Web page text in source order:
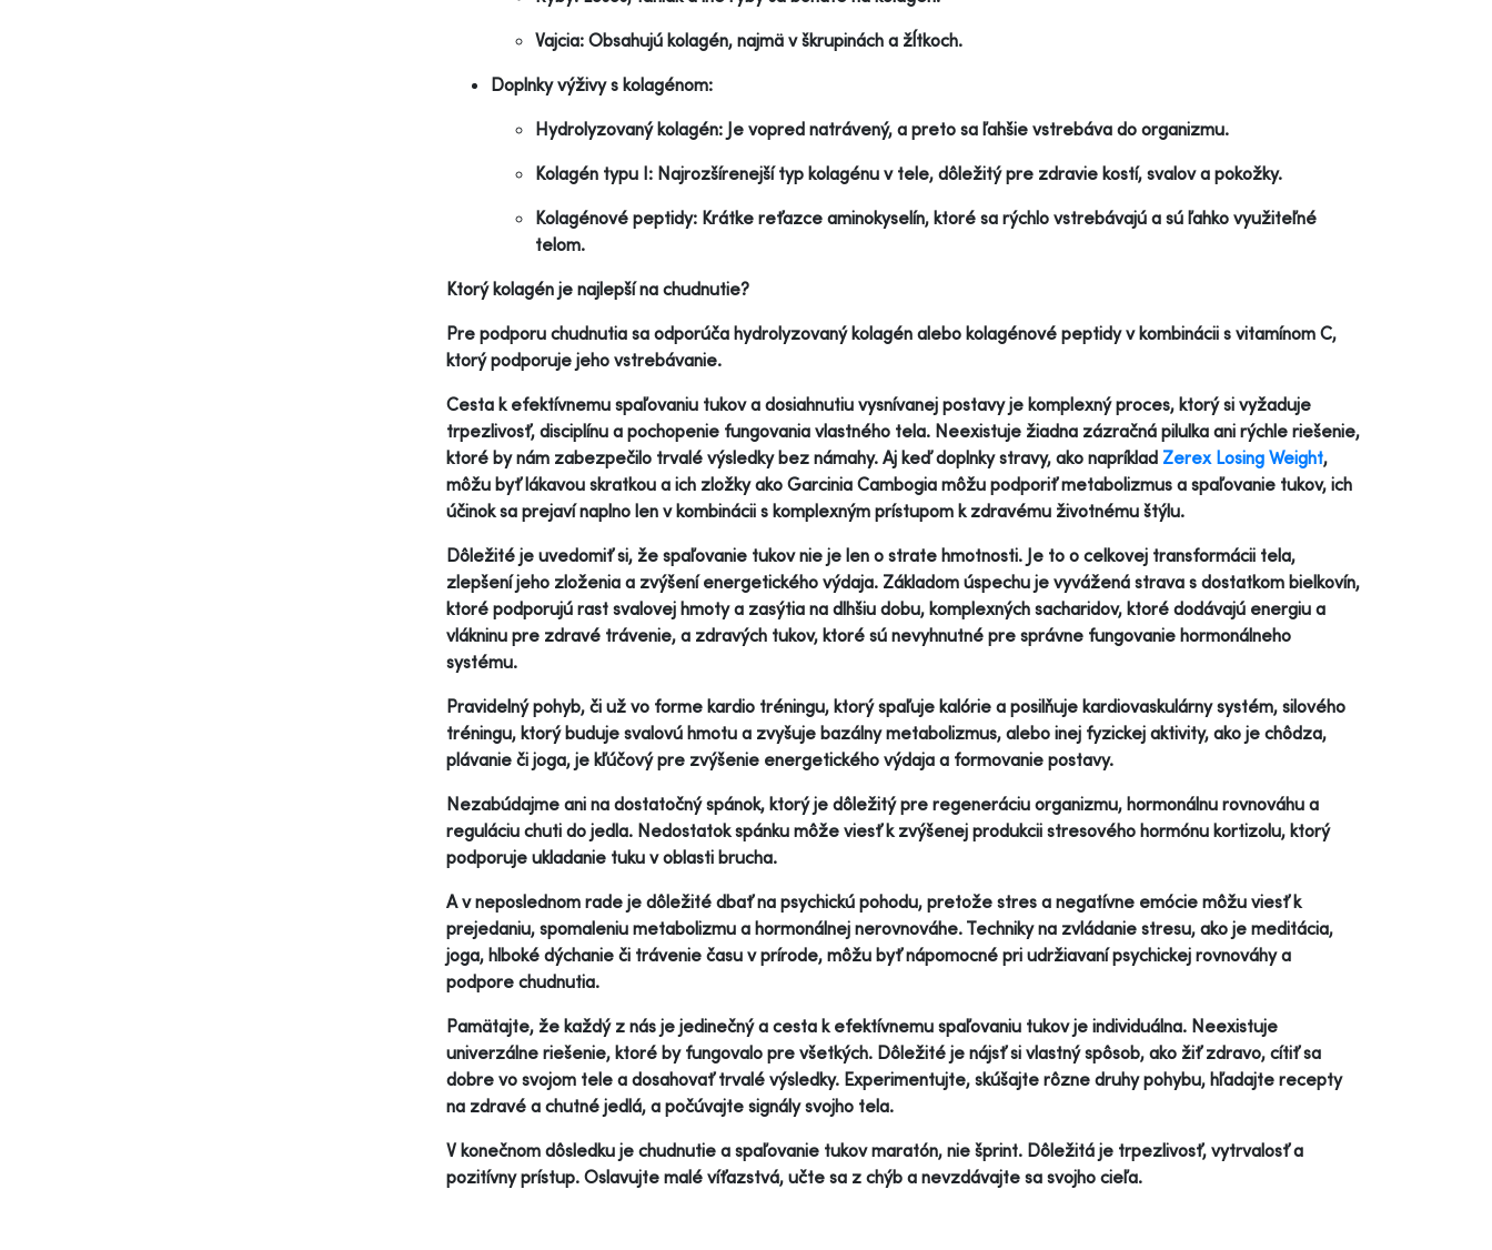
Vajcia: Obsahujú kolagén, najmä v škrupinách a žĺtkoch.
Doplnky výživy s kolagénom:
Hydrolyzovaný kolagén: Je vopred natrávený, a preto sa ľahšie vstrebáva do organizmu.
Kolagén typu I: Najrozšírenejší typ kolagénu v tele, dôležitý pre zdravie kostí, svalov a pokožky.
Kolagénové peptidy: Krátke reťazce aminokyselín, ktoré sa rýchlo vstrebávajú a sú ľahko využiteľné
telom.
Ktorý kolagén je najlepší na chudnutie?
Pre podporu chudnutia sa odporúča hydrolyzovaný kolagén alebo kolagénové peptidy v kombinácii s vitamínom C,
ktorý podporuje jeho vstrebávanie.
Cesta k efektívnemu spaľovaniu tukov a dosiahnutiu vysnívanej postavy je komplexný proces, ktorý si vyžaduje
trpezlivosť, disciplínu a pochopenie fungovania vlastného tela. Neexistuje žiadna zázračná pilulka ani rýchle riešenie,
ktoré by nám zabezpečilo trvalé výsledky bez námahy. Aj keď doplnky stravy, ako napríklad Zerex Losing Weight,
môžu byť lákavou skratkou a ich zložky ako Garcinia Cambogia môžu podporiť metabolizmus a spaľovanie tukov, ich
účinok sa prejaví naplno len v kombinácii s komplexným prístupom k zdravému životnému štýlu.
Dôležité je uvedomiť si, že spaľovanie tukov nie je len o strate hmotnosti. Je to o celkovej transformácii tela,
zlepšení jeho zloženia a zvýšení energetického výdaja. Základom úspechu je vyvážená strava s dostatkom bielkovín,
ktoré podporujú rast svalovej hmoty a zasýtia na dlhšiu dobu, komplexných sacharidov, ktoré dodávajú energiu a
vlákninu pre zdravé trávenie, a zdravých tukov, ktoré sú nevyhnutné pre správne fungovanie hormonálneho
systému.
Pravidelný pohyb, či už vo forme kardio tréningu, ktorý spaľuje kalórie a posilňuje kardiovaskulárny systém, silového
tréningu, ktorý buduje svalovú hmotu a zvyšuje bazálny metabolizmus, alebo inej fyzickej aktivity, ako je chôdza,
plávanie či joga, je kľúčový pre zvýšenie energetického výdaja a formovanie postavy.
Nezabúdajme ani na dostatočný spánok, ktorý je dôležitý pre regeneráciu organizmu, hormonálnu rovnováhu a
reguláciu chuti do jedla. Nedostatok spánku môže viesť k zvýšenej produkcii stresového hormónu kortizolu, ktorý
podporuje ukladanie tuku v oblasti brucha.
A v neposlednom rade je dôležité dbať na psychickú pohodu, pretože stres a negatívne emócie môžu viesť k
prejedaniu, spomaleniu metabolizmu a hormonálnej nerovnováhe. Techniky na zvládanie stresu, ako je meditácia,
joga, hlboké dýchanie či trávenie času v prírode, môžu byť nápomocné pri udržiavaní psychickej rovnováhy a
podpore chudnutia.
Pamätajte, že každý z nás je jedinečný a cesta k efektívnemu spaľovaniu tukov je individuálna. Neexistuje
univerzálne riešenie, ktoré by fungovalo pre všetkých. Dôležité je nájsť si vlastný spôsob, ako žiť zdravo, cítiť sa
dobre vo svojom tele a dosahovať trvalé výsledky. Experimentujte, skúšajte rôzne druhy pohybu, hľadajte recepty
na zdravé a chutné jedlá, a počúvajte signály svojho tela.
V konečnom dôsledku je chudnutie a spaľovanie tukov maratón, nie šprint. Dôležitá je trpezlivosť, vytrvalosť a
pozitívny prístup. Oslavujte malé víťazstvá, učte sa z chýb a nevzdávajte sa svojho cieľa.